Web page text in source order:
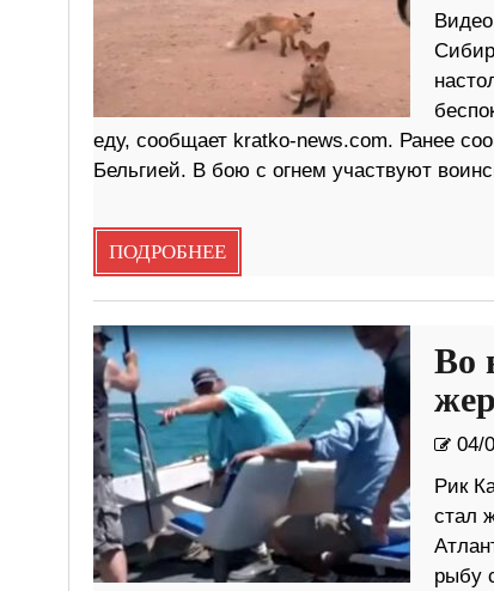
еду, сообщает kratko-news.com. Ранее
Бельгией. В бою с огнем участвуют
ПОДРОБНЕЕ
Во
04/
Рик
стал
рыбу